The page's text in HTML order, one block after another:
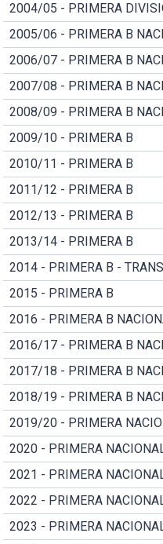
2004/05 - PRIMERA
2005/06 - PRIMERA B
2006/07 - PRIMERA B
2007/08 - PRIMERA B
2008/09 - PRIMERA B
2009/10 - PRIMERA B
2010/11 - PRIMERA B
2011/12 - PRIMERA B
2012/13 - PRIMERA B
2013/14 - PRIMERA B
2014 - PRIMERA B -
2015 - PRIMERA B
2016 - PRIMERA B
2016/17 - PRIMERA B
2017/18 - PRIMERA B
2018/19 - PRIMERA B
2019/20 - PRIMERA
2020 - PRIMERA
2021 - PRIMERA
2022 - PRIMERA
2023 - PRIMERA